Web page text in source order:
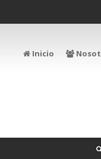
Inicio